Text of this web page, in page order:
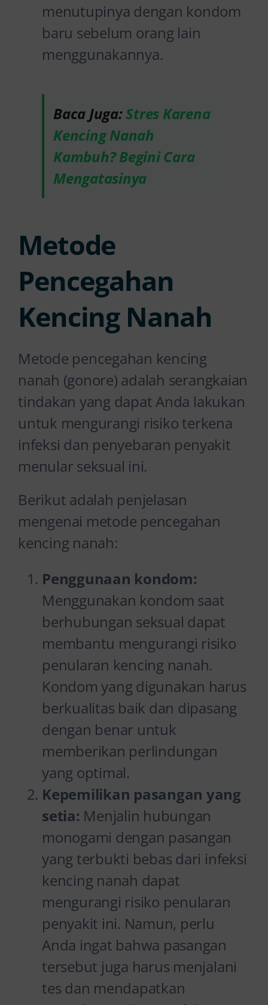
menutupinya dengan kondom
baru sebelum orang lain
menggunakannya.
Baca Juga:Stres Karena
Kencing Nanah
Kambuh? Begini Cara
Mengatasinya
Metode
Pencegahan
Kencing Nanah
Metode pencegahan kencing
nanah (gonore) adalah serangkaian
tindakan yang dapat Anda lakukan
untuk mengurangi risiko terkena
infeksi dan penyebaran penyakit
menular seksual ini.
Berikut adalah penjelasan
mengenai metode pencegahan
kencing nanah:
Penggunaan kondom:
Menggunakan kondom saat
berhubungan seksual dapat
membantu mengurangi risiko
penularan kencing nanah.
Kondom yang digunakan harus
berkualitas baik dan dipasang
dengan benar untuk
memberikan perlindungan
yang optimal.
Kepemilikan pasangan yang
setia: Menjalin hubungan
monogami dengan pasangan
yang terbukti bebas dari infeksi
kencing nanah dapat
mengurangi risiko penularan
penyakit ini. Namun, perlu
Anda ingat bahwa pasangan
tersebut juga harus menjalani
tes dan mendapatkan